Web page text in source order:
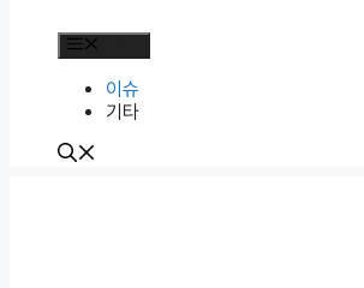
이슈
기타